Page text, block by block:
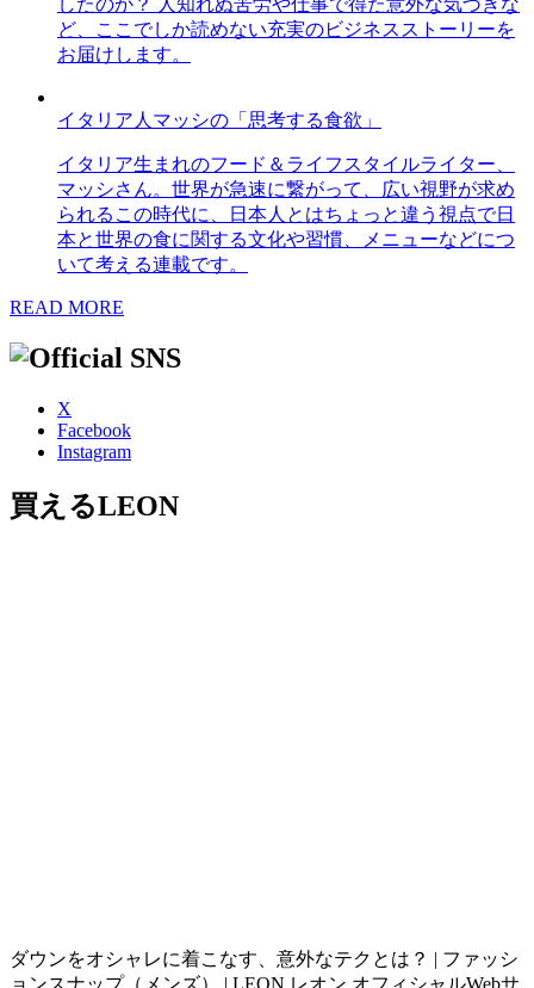
したのか？ 人知れぬ苦労や仕事で得た意外な気づきな
ど、ここでしか読めない充実のビジネスストーリーを
お届けします。
イタリア人マッシの「思考する食欲」
イタリア生まれのフード＆ライフスタイルライター、
マッシさん。世界が急速に繋がって、広い視野が求め
られるこの時代に、日本人とはちょっと違う視点で日
本と世界の食に関する文化や習慣、メニューなどにつ
いて考える連載です。
READ MORE
X
Facebook
Instagram
買えるLEON
ダウンをオシャレに着こなす、意外なテクとは？ | ファッシ
ョンスナップ（メンズ） | LEON レオン オフィシャルWebサ